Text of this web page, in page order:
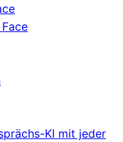
KI mit jeder